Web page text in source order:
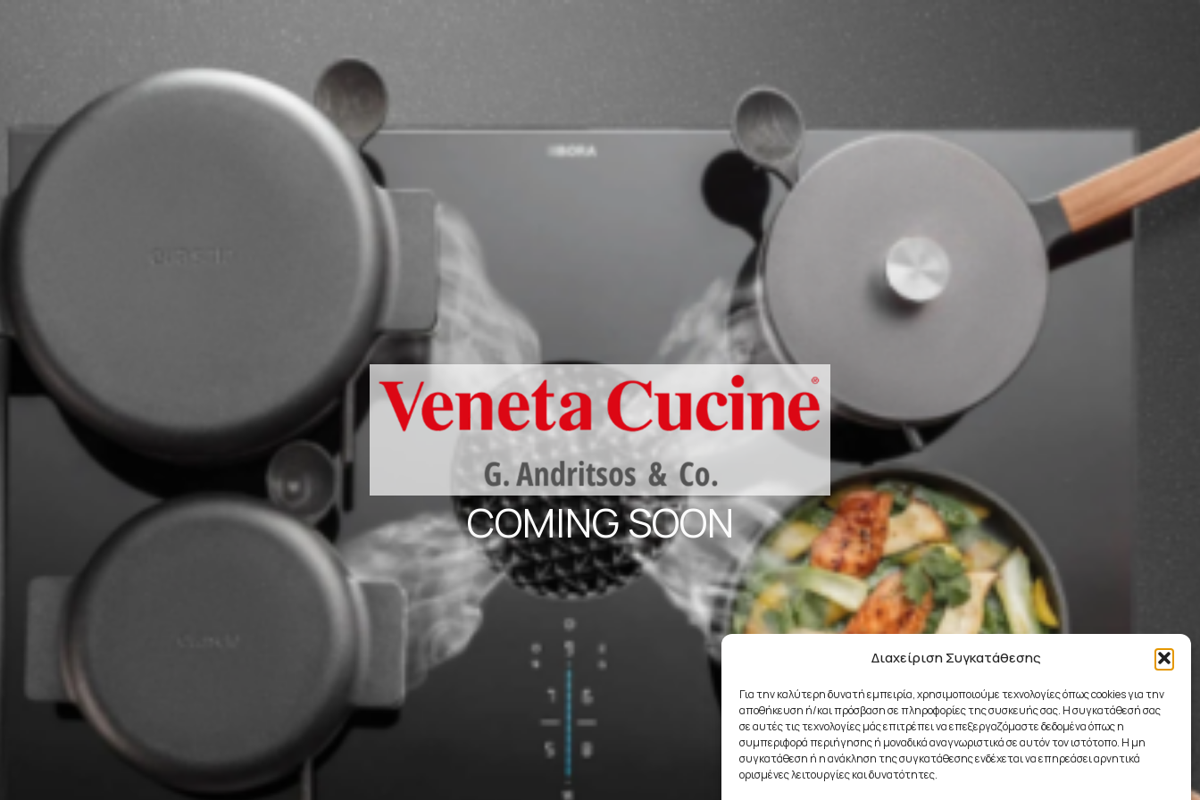
Διαχείριση Συγκατάθεσης
Για την καλύτερη δυνατή εμπειρία, χρησιμοποιούμε τεχνολογίες όπως cookies για την
αποθήκευση ή/και πρόσβαση σε πληροφορίες της συσκευής σας. Η συγκατάθεσή σας
σε αυτές τις τεχνολογίες μάς επιτρέπει να επεξεργαζόμαστε δεδομένα όπως η
συμπεριφορά περιήγησης ή μοναδικά αναγνωριστικά σε αυτόν τον ιστότοπο. Η μη
συγκατάθεση ή η ανάκληση της συγκατάθεσης ενδέχεται να επηρεάσει αρνητικά
ορισμένες λειτουργίες και δυνατότητες.
COMING SOON